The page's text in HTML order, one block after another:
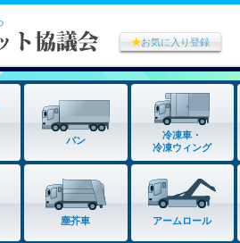
★お気に入り登録
バン
冷凍車・
冷凍ウィング
塵芥車 アームロール